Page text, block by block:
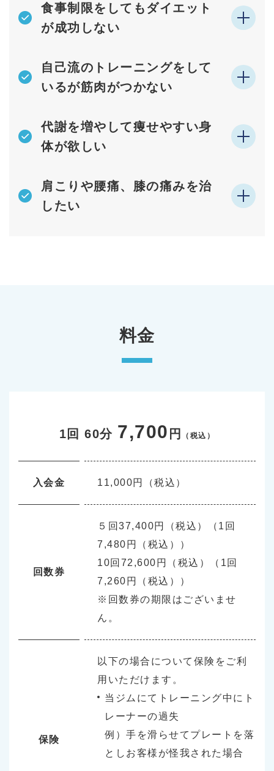
⾷事制限をしてもダイエット
が成功しない
⾃⼰流のトレーニングをして
いるが筋⾁がつかない
代謝を増やして痩せやすい⾝
体が欲しい
肩こりや腰痛、膝の痛みを治
したい
料⾦
1回 60分 7,700 円 （税込）
⼊会金 11,000円（税込）
回数券
５回37,400円（税込）（1回
7,480円（税込））
10回72,600円（税込）（1回
7,260円（税込））
※回数券の期限はございませ
ん。
保険
以下の場合について保険をご利
⽤いただけます。
当ジムにてトレーニング中にト
レーナーの過失
例）⼿を滑らせてプレートを落
としお客様が怪我された場合